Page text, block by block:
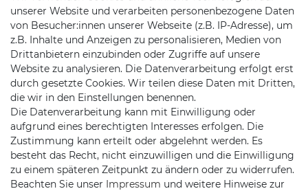
Telefon:+49 176 24909451
Mail:mail@trollingtreff.de
unserer Website und verarbeiten personenbezogene Daten
von Besucher:innen unserer Webseite (z.B. IP-Adresse), um
z.B. Inhalte und Anzeigen zu personalisieren, Medien von
Drittanbietern einzubinden oder Zugriffe auf unsere
Website zu analysieren. Die Datenverarbeitung erfolgt erst
durch gesetzte Cookies. Wir teilen diese Daten mit Dritten,
die wir in den Einstellungen benennen.
Die Datenverarbeitung kann mit Einwilligung oder
aufgrund eines berechtigten Interesses erfolgen. Die
Zustimmung kann erteilt oder abgelehnt werden. Es
besteht das Recht, nicht einzuwilligen und die Einwilligung
zu einem späteren Zeitpunkt zu ändern oder zu widerrufen.
Beachten Sie unser Impressum und weitere Hinweise zur